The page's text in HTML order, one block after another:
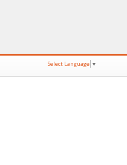
Select Language ▼